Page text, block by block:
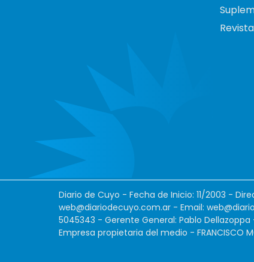
Diario de Cuyo - Fecha de Inicio: 11/2003 -
web@diariodecuyo.com.ar - Email:
5045343 - Gerente General: Pablo
Empresa propietaria del medio - FRANCISCO